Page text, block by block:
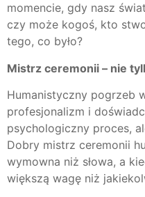
momencie, gdy nasz
czy może kogoś, kto
tego, co było?
Mistrz ceremonii – nie
Humanistyczny pogrzeb
profesjonalizm i
psychologiczny proces,
Dobry mistrz ceremonii
wymowna niż słowa, a
większą wagę niż